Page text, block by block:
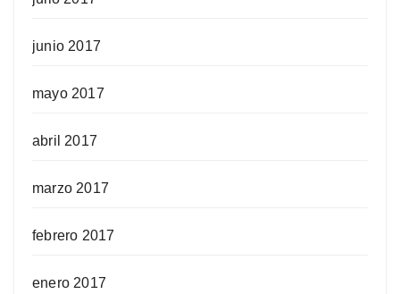
junio 2017
mayo 2017
abril 2017
marzo 2017
febrero 2017
enero 2017